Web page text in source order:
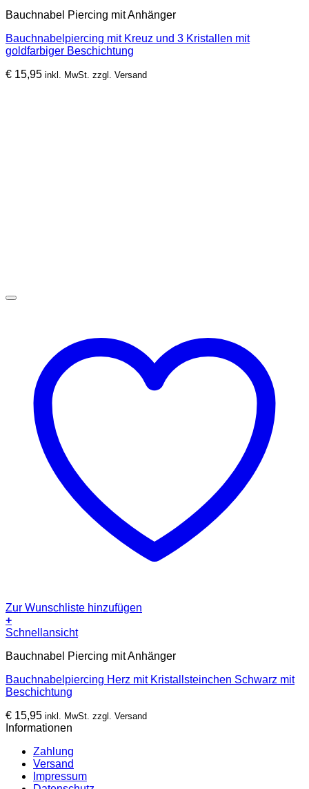
Bauchnabel Piercing mit Anhänger
Bauchnabelpiercing mit Kreuz und 3 Kristallen mit
goldfarbiger Beschichtung
€ 15,95 inkl. MwSt. zzgl. Versand
Zur Wunschliste hinzufügen
+
Schnellansicht
Bauchnabel Piercing mit Anhänger
Bauchnabelpiercing Herz mit Kristallsteinchen Schwarz mit
Beschichtung
€ 15,95 inkl. MwSt. zzgl. Versand
Informationen
Zahlung
Versand
Impressum